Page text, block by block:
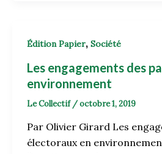
Édition Papier, Société
Les engagements des
environnement
Le Collectif /octobre 1, 2019
Par Olivier Girard Les
électoraux en